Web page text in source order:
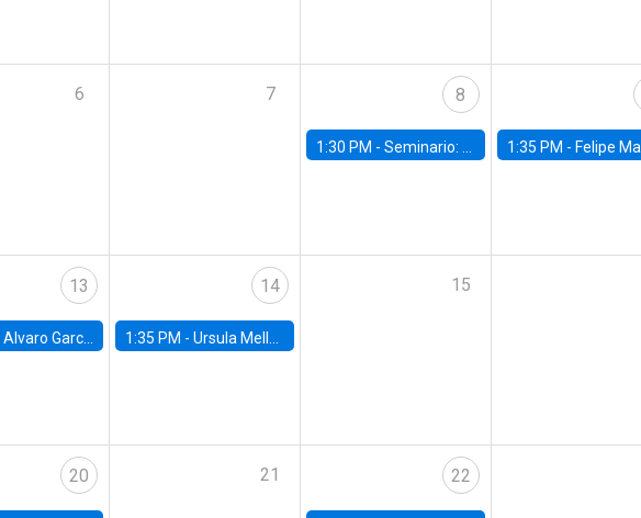
6 7 8
1:30 PM -Seminario: “Recuperando la humanidad para progresar en la era de la IA» 1:35 PM - Felipe Martínez, alumno Doctorado en
13
Alvaro Garcia-Marin, Universidad de Los Andes
14
1:35 PM -Ursula Mello, Insper - Institute of Education and Research
15
20 21 22